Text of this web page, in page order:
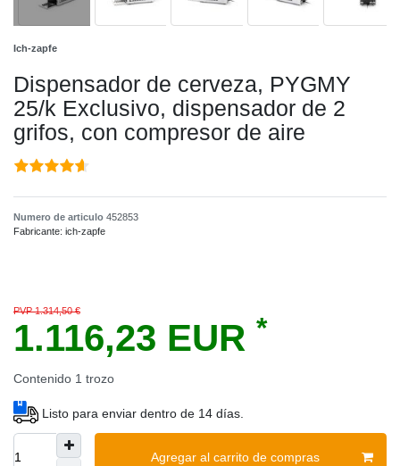
Ich-zapfe
Dispensador de cerveza, PYGMY
25/k Exclusivo, dispensador de 2
grifos, con compresor de aire
Numero de articulo 452853
Fabricante: ich-zapfe
PVP 1.314,50 €
1.116,23 EUR *
Contenido 1 trozo
Listo para enviar dentro de 14 días.
Agregar al carrito de compras